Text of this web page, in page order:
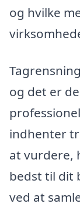
og hvilke
og det er
indhenter
at vurdere,
bedst til dit
ved at